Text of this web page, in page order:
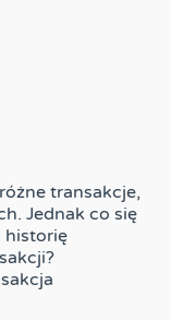
transakcje,
Jednak co się
historię